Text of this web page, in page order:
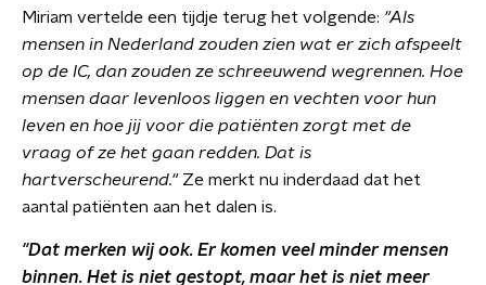
Miriam vertelde een tijdje terug het volgende: "Als
mensen in Nederland zouden zien wat er zich afspeelt
op de IC, dan zouden ze schreeuwend wegrennen. Hoe
mensen daar levenloos liggen en vechten voor hun
leven en hoe jij voor die patiënten zorgt met de
vraag of ze het gaan redden. Dat is
hartverscheurend." Ze merkt nu inderdaad dat het
aantal patiënten aan het dalen is.
"Dat merken wij ook. Er komen veel minder mensen
binnen. Het is niet gestopt, maar het is niet meer